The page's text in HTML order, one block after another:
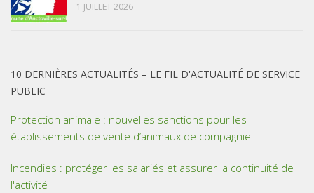
1 JUILLET 2026
10 DERNIÈRES ACTUALITÉS – LE FIL D'ACTUALITÉ DE SERVICE
PUBLIC
Protection animale : nouvelles sanctions pour les
établissements de vente d’animaux de compagnie
Incendies : protéger les salariés et assurer la continuité de
l'activité